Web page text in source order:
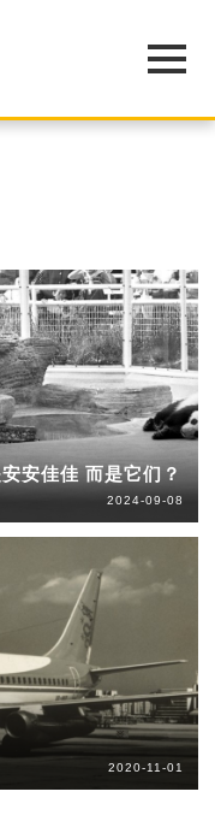
安佳佳 而是它们？
2024-09-08
2020-11-01